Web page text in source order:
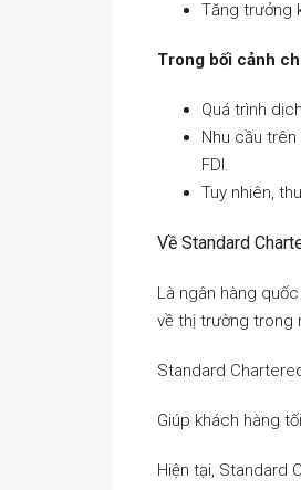
Tăng trưởng
Trong bối cảnh
Quá trình
Nhu cầu
FDI.
Tuy nhiên,
Về Standard
Là ngân hàng
về thị trường trong
Standard
Giúp khách hàng
Hiện tại, Standard